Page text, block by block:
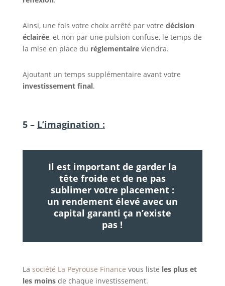
Ainsi, une fois votre choix arrêté par votre décision
éclairée, et non par une pulsion confuse, le temps de
la mise en place du réglementaireviendra.
Ajoutant un temps supplémentaire avant votre
investissement final.
5 – L’imagination :
Il est important de garder la
tête froide et de ne pas
sublimer votre placement :
un rendement élevé avec un
capital garanti ça n’existe
pas !
La société La Peyrouse Finance vous liste les plus et
les moinsde chaque investissement.